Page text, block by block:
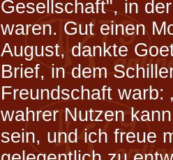
Gesellschaft", in
waren. Gut einen
August, dankte
Brief, in dem
Freundschaft warb:
wahrer Nutzen
sein, und ich freue